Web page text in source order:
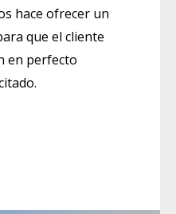
hace ofrecer un
que el cliente
en perfecto